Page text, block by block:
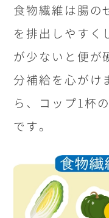
食物繊維は腸の
を排出しやすく
が少ないと便が
分補給を心がけ
ら、コップ1杯
です。